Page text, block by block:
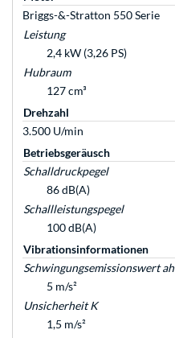
Briggs-&-Stratton 550 Serie
Leistung
2,4 kW (3,26 PS)
Hubraum
127 cm³
Drehzahl
3.500 U/min
Betriebsgeräusch
Schalldruckpegel
86 dB(A)
Schallleistungspegel
100 dB(A)
Vibrationsinformationen
Schwingungsemissionswert ah
5 m/s²
Unsicherheit K
1,5 m/s²